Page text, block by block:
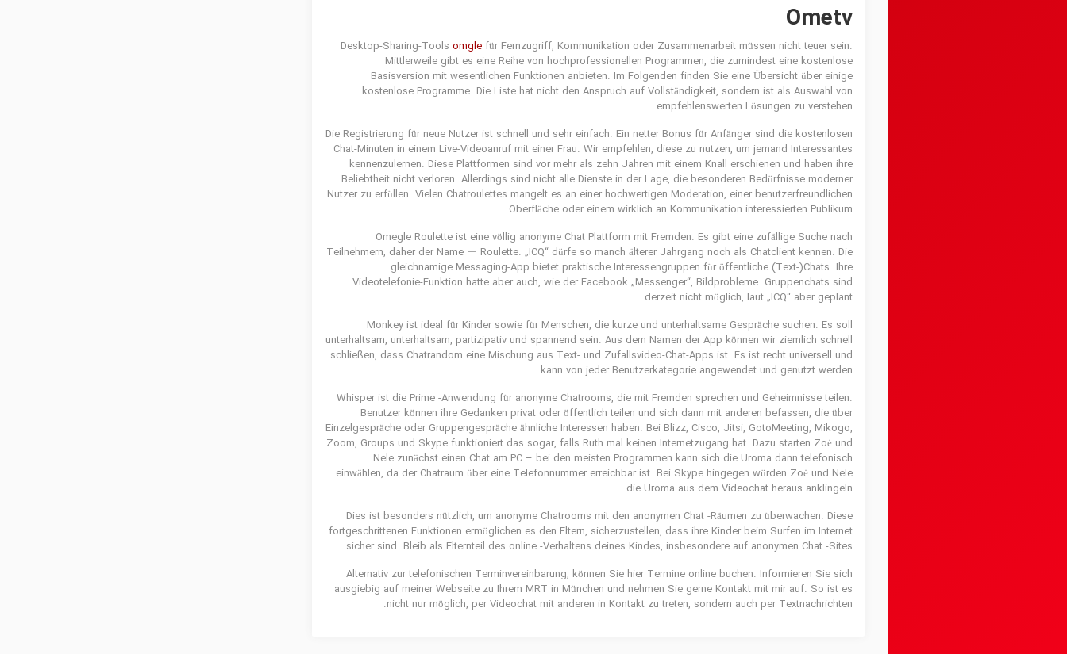
Ometv
Desktop-Sharing-Tools omglefür Fernzugriff, Kommunikation oder Zusammenarbeit müssen nicht teuer sein.
Mittlerweile gibt es eine Reihe von hochprofessionellen Programmen, die zumindest eine kostenlose
Basisversion mit wesentlichen Funktionen anbieten. Im Folgenden finden Sie eine Übersicht über einige
kostenlose Programme. Die Liste hat nicht den Anspruch auf Vollständigkeit, sondern ist als Auswahl von
empfehlenswerten Lösungen zu verstehen.
Die Registrierung für neue Nutzer ist schnell und sehr einfach. Ein netter Bonus für Anfänger sind die kostenlosen
Chat-Minuten in einem Live-Videoanruf mit einer Frau. Wir empfehlen, diese zu nutzen, um jemand Interessantes
kennenzulernen. Diese Plattformen sind vor mehr als zehn Jahren mit einem Knall erschienen und haben ihre
Beliebtheit nicht verloren. Allerdings sind nicht alle Dienste in der Lage, die besonderen Bedürfnisse moderner
Nutzer zu erfüllen. Vielen Chatroulettes mangelt es an einer hochwertigen Moderation, einer benutzerfreundlichen
Oberfläche oder einem wirklich an Kommunikation interessierten Publikum.
Omegle Roulette ist eine völlig anonyme Chat Plattform mit Fremden. Es gibt eine zufällige Suche nach
Teilnehmern, daher der Name ー Roulette. „ICQ“ dürfe so manch älterer Jahrgang noch als Chatclient kennen. Die
gleichnamige Messaging-App bietet praktische Interessengruppen für öffentliche (Text-)Chats. Ihre
Videotelefonie-Funktion hatte aber auch, wie der Facebook „Messenger“, Bildprobleme. Gruppenchats sind
derzeit nicht möglich, laut „ICQ“ aber geplant.
Monkey ist ideal für Kinder sowie für Menschen, die kurze und unterhaltsame Gespräche suchen. Es soll
unterhaltsam, unterhaltsam, partizipativ und spannend sein. Aus dem Namen der App können wir ziemlich schnell
schließen, dass Chatrandom eine Mischung aus Text- und Zufallsvideo-Chat-Apps ist. Es ist recht universell und
kann von jeder Benutzerkategorie angewendet und genutzt werden.
Whisper ist die Prime -Anwendung für anonyme Chatrooms, die mit Fremden sprechen und Geheimnisse teilen.
Benutzer können ihre Gedanken privat oder öffentlich teilen und sich dann mit anderen befassen, die über
Einzelgespräche oder Gruppengespräche ähnliche Interessen haben. Bei Blizz, Cisco, Jitsi, GotoMee­ting, Mikogo,
Zoom, Groups und Skype funk­tioniert das sogar, falls Ruth mal keinen Internet­zugang hat. Dazu starten Zoė und
Nele zunächst einen Chat am PC – bei den meisten Programmen kann sich die Uroma dann telefo­nisch
einwählen, da der Chatraum über eine Telefon­nummer erreich­bar ist. Bei Skype hingegen würden Zoė und Nele
die Uroma aus dem Video­chat heraus anklingeln.
Dies ist besonders nützlich, um anonyme Chatrooms mit den anonymen Chat -Räumen zu überwachen. Diese
fortgeschrittenen Funktionen ermöglichen es den Eltern, sicherzustellen, dass ihre Kinder beim Surfen im Internet
sicher sind. Bleib als Elternteil des online -Verhaltens deines Kindes, insbesondere auf anonymen Chat -Sites.
Alternativ zur telefonischen Terminvereinbarung, können Sie hier Termine online buchen. Informieren Sie sich
ausgiebig auf meiner Webseite zu Ihrem MRT in München und nehmen Sie gerne Kontakt mit mir auf. So ist es
nicht nur möglich, per Videochat mit anderen in Kontakt zu treten, sondern auch per Textnachrichten.